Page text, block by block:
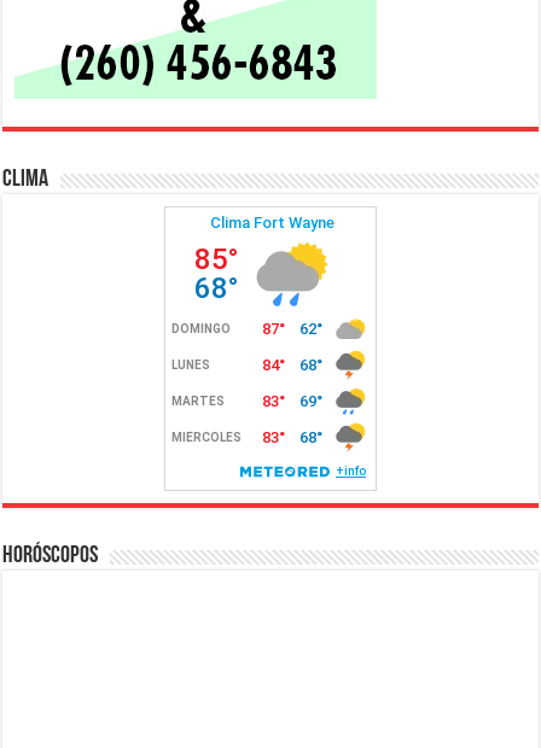
Clima
Horóscopos